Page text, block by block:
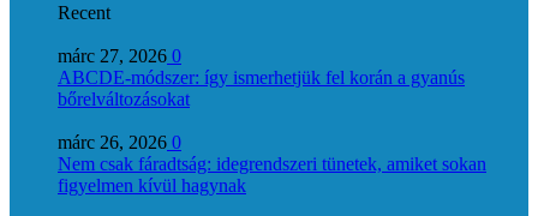
Recent
márc 27, 2026 0
ABCDE‑módszer: így ismerhetjük fel korán a gyanús
bőrelváltozásokat
márc 26, 2026 0
Nem csak fáradtság: idegrendszeri tünetek, amiket sokan
figyelmen kívül hagynak